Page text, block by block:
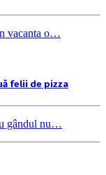
vacanta o…
felii de pizza
gândul nu…